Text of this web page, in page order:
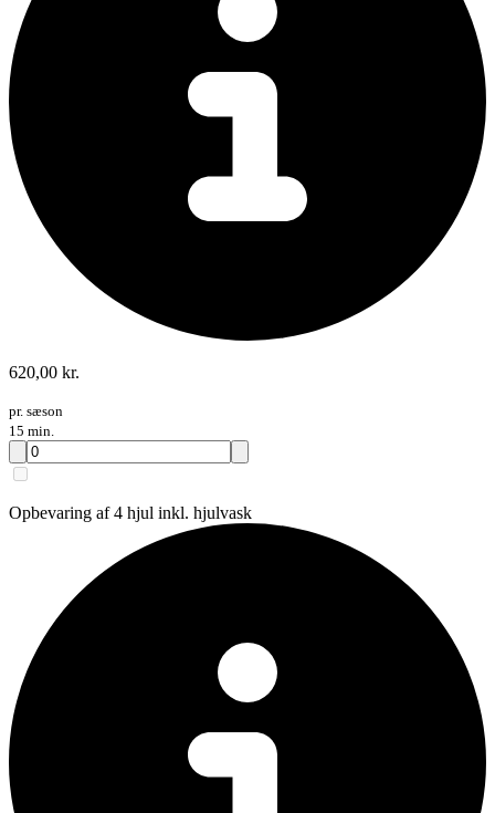
620,00 kr.
pr. sæson
15 min.
Opbevaring af 4 hjul inkl. hjulvask